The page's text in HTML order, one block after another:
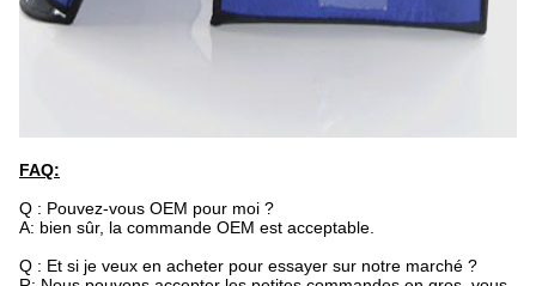
FAQ:
Q : Pouvez-vous OEM pour moi ?
A: bien sûr, la commande OEM est acceptable.
Q : Et si je veux en acheter pour essayer sur notre marché ?